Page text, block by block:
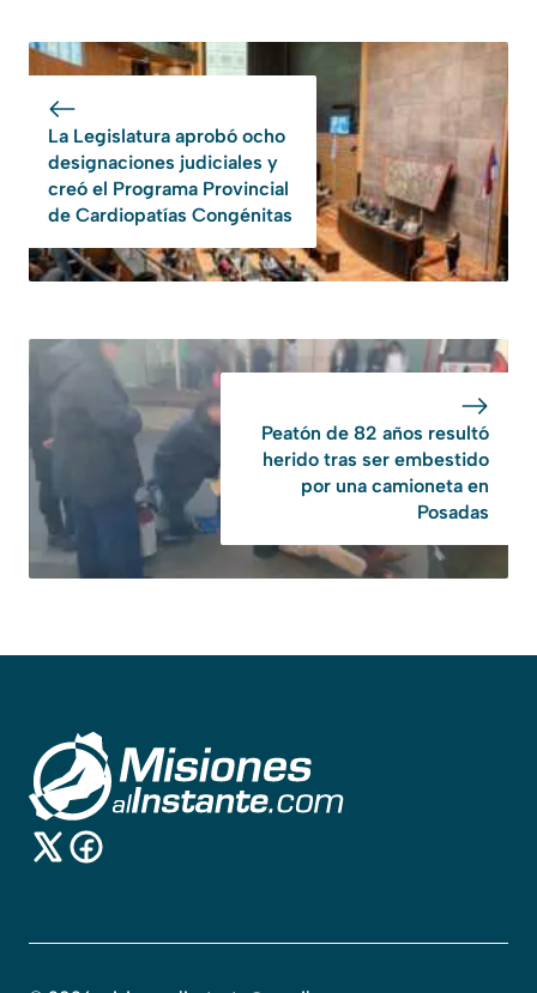
La Legislatura aprobó ocho
designaciones judiciales y
creó el Programa Provincial
de Cardiopatías Congénitas
Peatón de 82 años resultó
herido tras ser embestido
por una camioneta en
Posadas